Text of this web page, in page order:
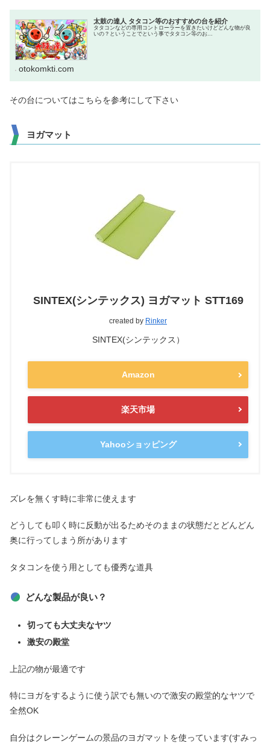
太鼓の達人 タタコン等のおすすめの台を紹介
タタコンなどの専用コントローラーを置きたいけどどんな物が良
いの？ということでという事でタタコン等のお...
otokomkti.com
その台についてはこちらを参考にして下さい
ヨガマット
SINTEX(シンテックス) ヨガマット STT169
created by Rinker
SINTEX(シンテックス）
Amazon
楽天市場
Yahooショッピング
ズレを無くす時に非常に使えます
どうしても叩く時に反動が出るためそのままの状態だとどんどん
奥に行ってしまう所があります
タタコンを使う用としても優秀な道具
どんな製品が良い？
切っても大丈夫なヤツ
激安の殿堂
上記の物が最適です
特にヨガをするように使う訳でも無いので激安の殿堂的なヤツで
全然OK
自分はクレーンゲームの景品のヨガマットを使っています(すみっ